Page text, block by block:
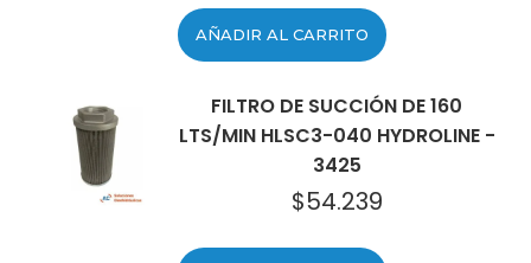
AÑADIR AL CARRITO
FILTRO DE SUCCIÓN DE 160
LTS/MIN HLSC3-040 HYDROLINE -
3425
$54.239